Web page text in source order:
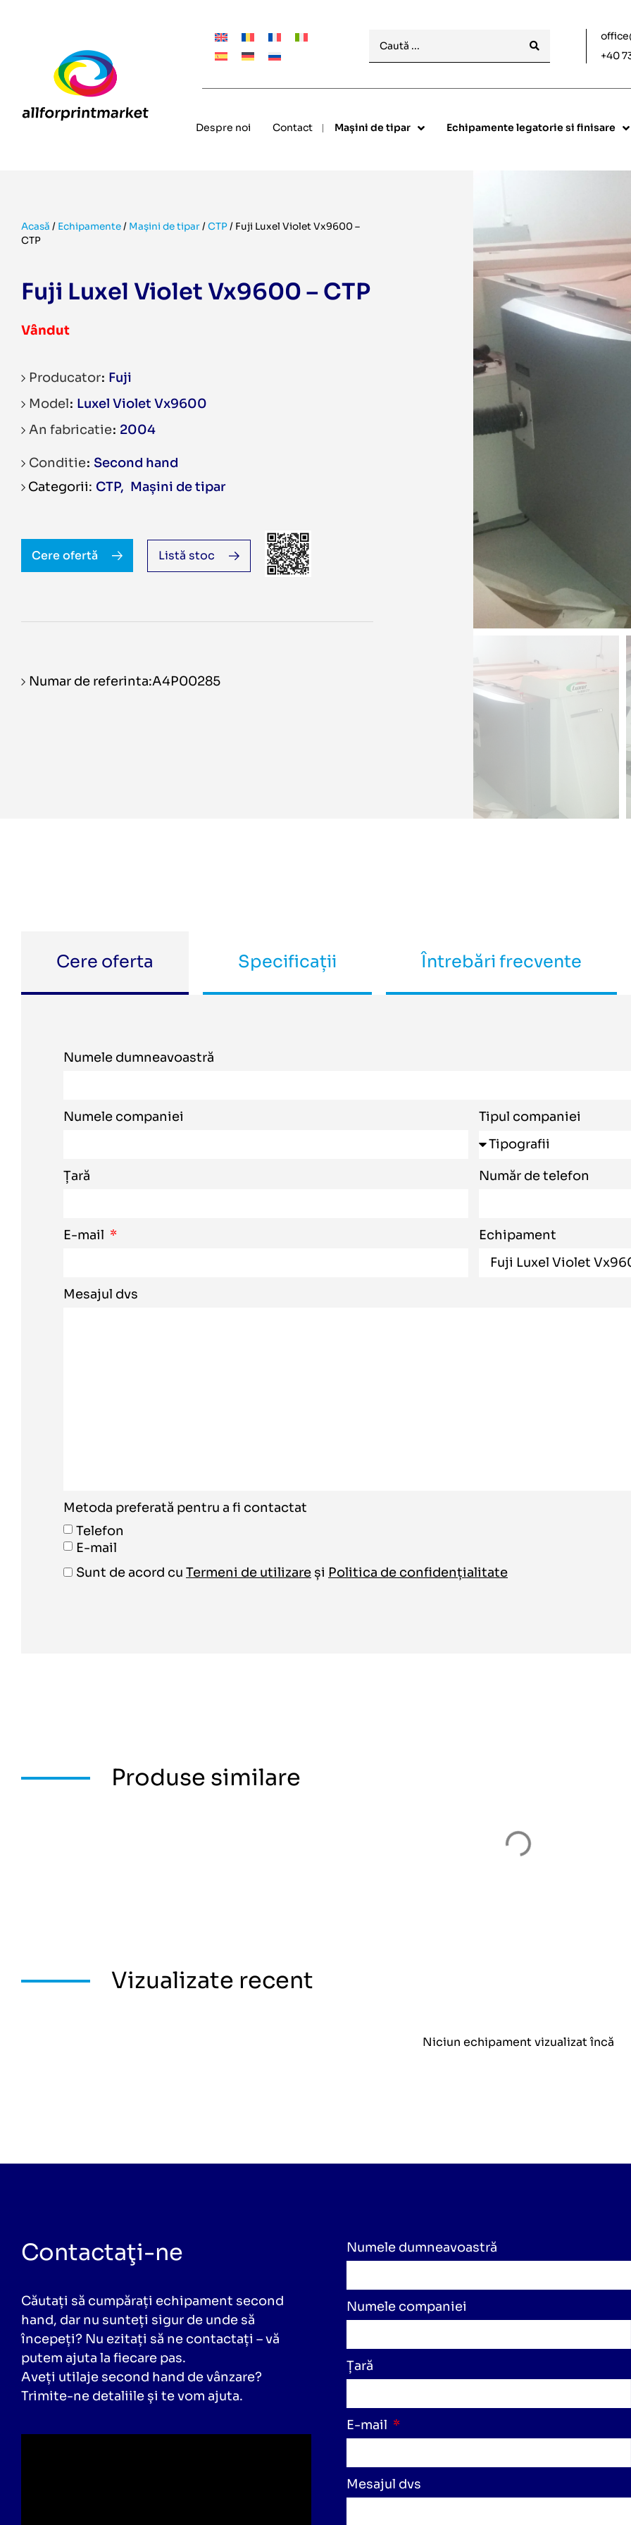
+40
Despre noi Contact Mașini de tipar Echipamente legatorie si finisare
Acasă / Echipamente/ Mașini de tipar/CTP/ Fuji Luxel Violet Vx9600 –
CTP
Fuji Luxel Violet Vx9600 – CTP
Vândut
Producator Fuji
Model Luxel Violet Vx9600
An fabricatie 2004
Conditie Second hand
CTP
Mașini de tipar
Cere ofertă Listă stoc
Numar de referinta:A4P00285
Cere oferta Specificații Întrebări frecvente
Numele dumneavoastră
Numele companiei Tipul companiei
Țară Număr de telefon
E-mail Echipament
Mesajul dvs
Metoda preferată pentru a fi contactat
Telefon
E-mail
Sunt de acord cu Termeni de utilizare și Politica de confidențialitate
Produse similare
Vizualizate recent
Niciun echipament vizualizat încă
Contactaţi-ne
Căutați să cumpărați echipament second
hand, dar nu sunteți sigur de unde să
începeți? Nu ezitați să ne contactați – vă
putem ajuta la fiecare pas.
Aveți utilaje second hand de vânzare?
Trimite-ne detaliile și te vom ajuta.
Numele dumneavoastră
Numele companiei
Țară
E-mail
Mesajul dvs